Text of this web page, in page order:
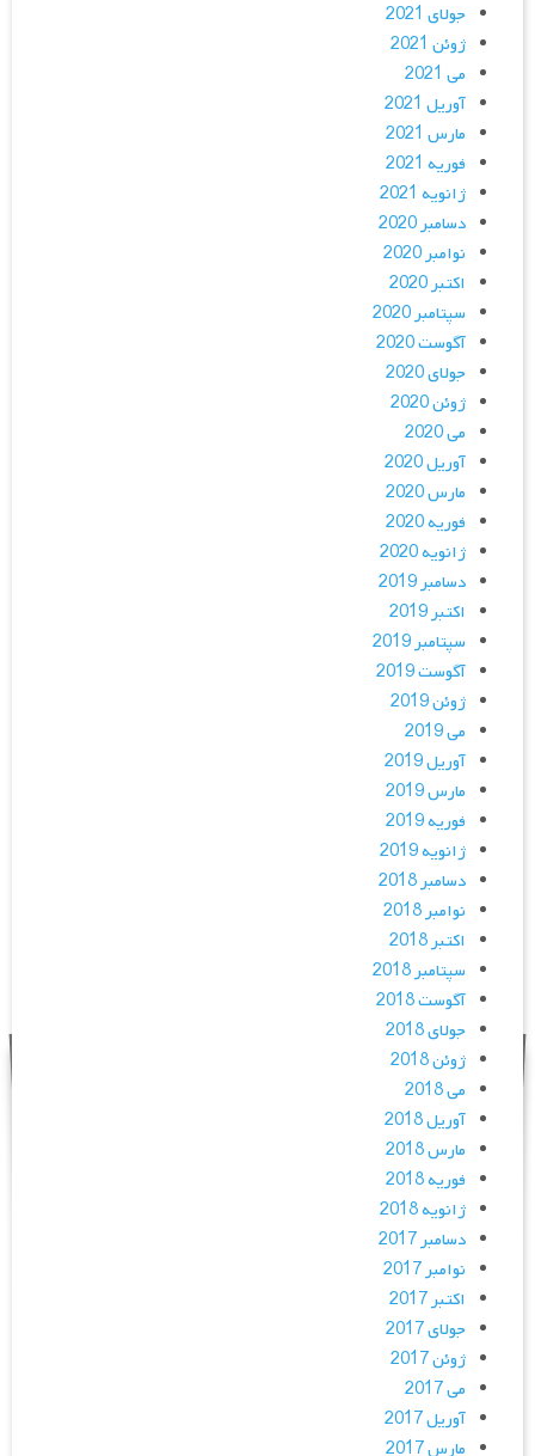
جولای 2021
ژوئن 2021
می 2021
آوریل 2021
مارس 2021
فوریه 2021
ژانویه 2021
دسامبر 2020
نوامبر 2020
اکتبر 2020
سپتامبر 2020
آگوست 2020
جولای 2020
ژوئن 2020
می 2020
آوریل 2020
مارس 2020
فوریه 2020
ژانویه 2020
دسامبر 2019
اکتبر 2019
سپتامبر 2019
آگوست 2019
ژوئن 2019
می 2019
آوریل 2019
مارس 2019
فوریه 2019
ژانویه 2019
دسامبر 2018
نوامبر 2018
اکتبر 2018
سپتامبر 2018
آگوست 2018
جولای 2018
ژوئن 2018
می 2018
آوریل 2018
مارس 2018
فوریه 2018
ژانویه 2018
دسامبر 2017
نوامبر 2017
اکتبر 2017
جولای 2017
ژوئن 2017
می 2017
آوریل 2017
مارس 2017